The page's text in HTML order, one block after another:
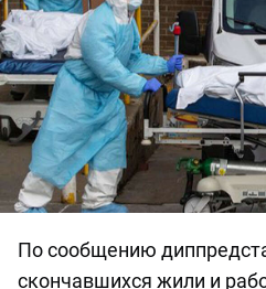
По сообщению
скончавшихся жили и